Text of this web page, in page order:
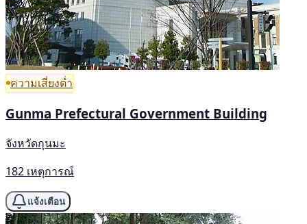
ความเสี่ยงต่ำ
Gunma Prefectural Government Building
จังหวัดกุนมะ
182 เหตุการณ์
แจ้งเตือน